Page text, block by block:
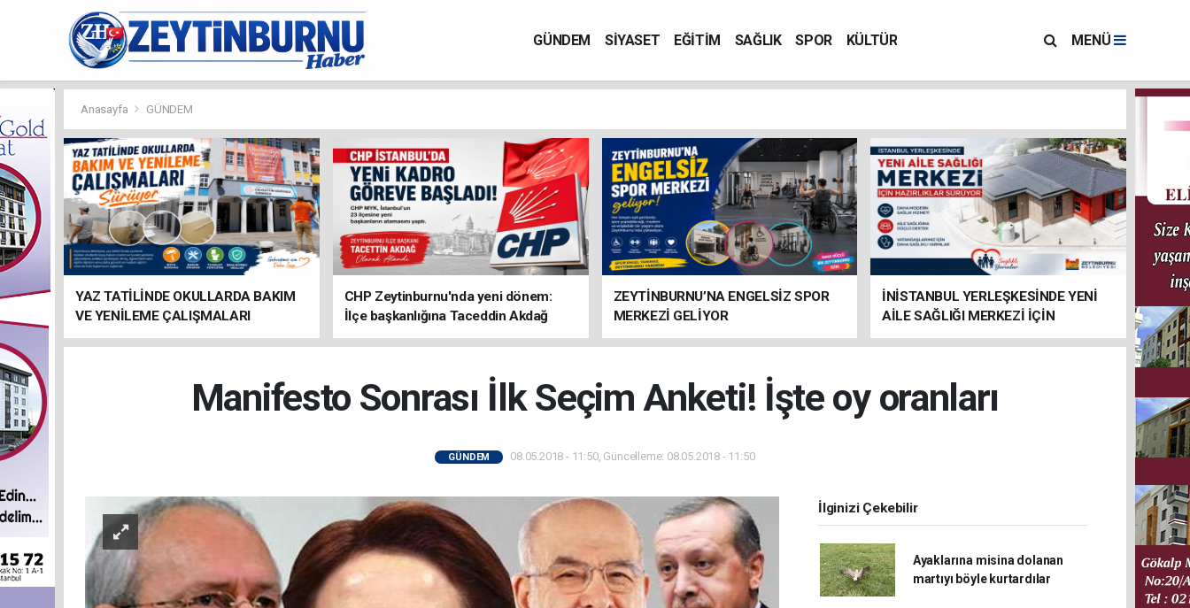
GÜNDEM SİYASET EĞİTİM SAĞLIK SPOR KÜLTÜR MENÜ
Anasayfa GÜNDEM
YAZ TATİLİNDE OKULLARDA BAKIM
VE YENİLEME ÇALIŞMALARI
SÜRÜYOR
CHP Zeytinburnu'nda yeni dönem:
İlçe başkanlığına Taceddin Akdağ
atandı
ZEYTİNBURNU’NA ENGELSİZ SPOR
MERKEZİ GELİYOR
İNİSTANBUL YERLEŞKESİNDE YENİ
AİLE SAĞLIĞI MERKEZİ İÇİN
HAZIRLIKLAR SÜRÜYOR
Manifesto Sonrası İlk Seçim Anketi! İşte oy oranları
GÜNDEM 08.05.2018 - 11:50, Güncelleme: 08.05.2018 - 11:50
İlginizi Çekebilir
Ayaklarına misina dolanan
martıyı böyle kurtardılar